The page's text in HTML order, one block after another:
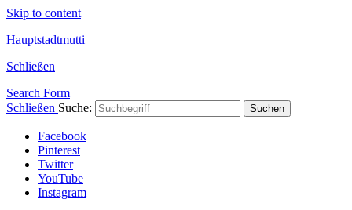
Skip to content
Hauptstadtmutti
Schließen
Search Form
Schließen Suche: Suchen
Facebook
Pinterest
Twitter
YouTube
Instagram